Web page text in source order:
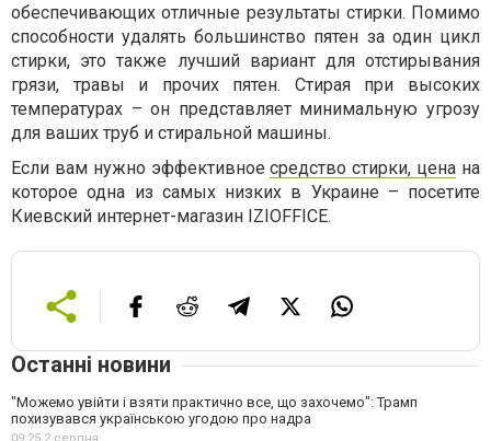
обеспечивающих отличные результаты стирки. Помимо
способности удалять большинство пятен за один цикл
стирки, это также лучший вариант для отстирывания
грязи, травы и прочих пятен. Стирая при высоких
температурах – он представляет минимальную угрозу
для ваших труб и стиральной машины.
Если вам нужно эффективноесредство стирки, цена на
которое одна из самых низких в Украине – посетите
Киевский интернет-магазин IZIOFFICE.
Останні новини
"Можемо увійти і взяти практично все, що захочемо": Трамп
похизувався українською угодою про надра